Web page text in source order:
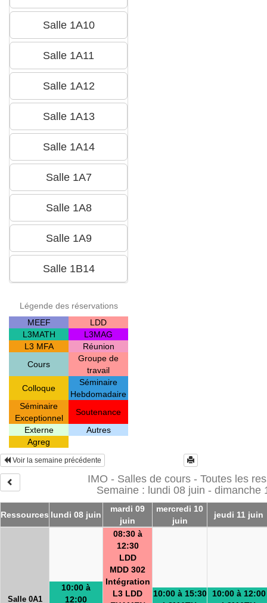
Légende des réservations
MEEF
LDD
L3MATH
L3MAG
L3 MFA
Réunion
Cours
Groupe de
travail
Colloque
Séminaire
Hebdomadaire
Séminaire
Exceptionnel
Soutenance
Externe
Autres
Agreg
Voir la semaine précédente
IMO - Salles de cours - Toutes les
Semaine : lundi 08 juin - dimanche
Ressources lundi 08 juin
mardi 09
juin
mercredi 10
juin
jeudi 11 juin
Salle 0A1
10:00 à
12:00
08:30 à
12:30
LDD
MDD 302
Intégration
L3 LDD
10:00 à 15:30
10:00 à 12:00